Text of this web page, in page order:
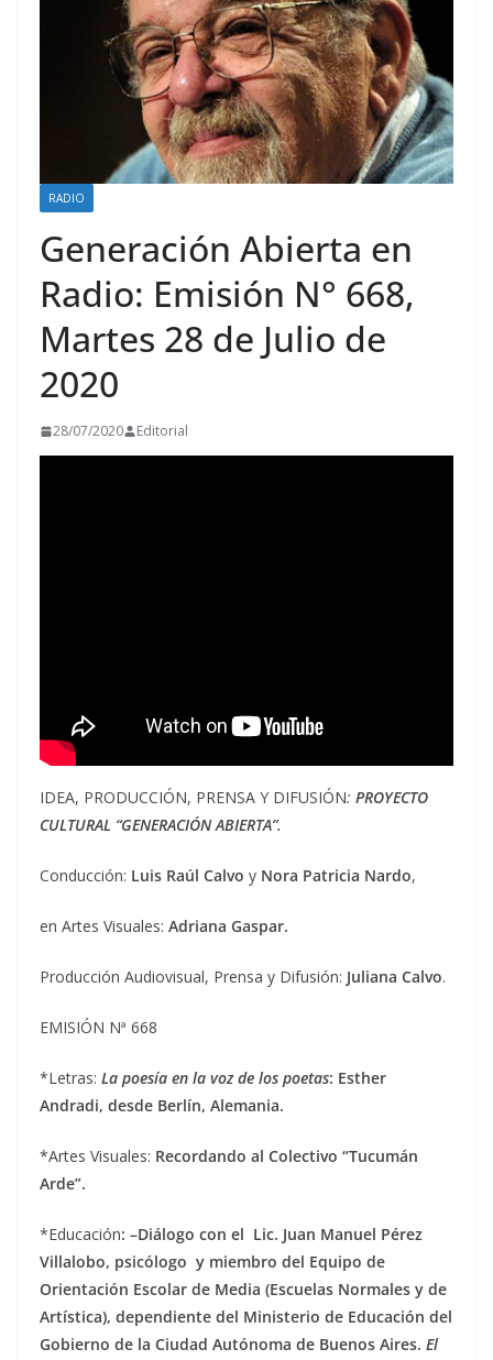
RADIO
Generación Abierta en
Radio: Emisión N° 668,
Martes 28 de Julio de
2020
28/07/2020 Editorial
IDEA, PRODUCCIÓN, PRENSA Y DIFUSIÓN: PROYECTO
CULTURAL “GENERACIÓN ABIERTA”.
Conducción: Luis Raúl Calvo y Nora Patricia Nardo,
en Artes Visuales: Adriana Gaspar.
Producción Audiovisual, Prensa y Difusión: Juliana Calvo.
EMISIÓN Nª 668
*Letras: La poesía en la voz de los poetas: Esther
Andradi, desde Berlín, Alemania.
*Artes Visuales: Recordando al Colectivo “Tucumán
Arde”.
*Educación: –Diálogo con el Lic. Juan Manuel Pérez
Villalobo, psicólogo y miembro del Equipo de
Orientación Escolar de Media (Escuelas Normales y de
Artística), dependiente del Ministerio de Educación del
Gobierno de la Ciudad Autónoma de Buenos Aires. El